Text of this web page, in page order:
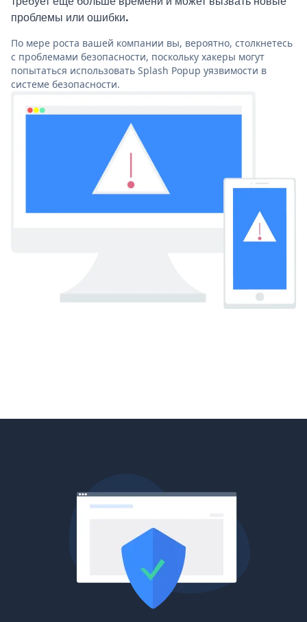
проблемы или ошибки.
По мере роста вашей компании вы, вероятно, столкнетесь
с проблемами безопасности, поскольку хакеры могут
попытаться использовать Splash Popup уязвимости в
системе безопасности.